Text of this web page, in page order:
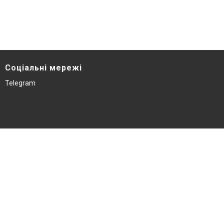
Соціальні мережі
Telegram